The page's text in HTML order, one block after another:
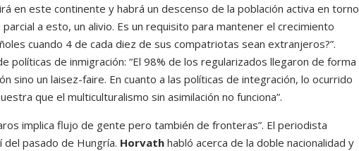
en este continente y habrá un descenso de la población activa en torno
parcial a esto, un alivio. Es un requisito para mantener el crecimiento
cuando 4 de cada diez de sus compatriotas sean extranjeros?”.
políticas de inmigración: “El 98% de los regularizados llegaron de forma
sino un laisez-faire. En cuanto a las políticas de integración, lo ocurrido
que el multiculturalismo sin asimilación no funciona”.
implica flujo de gente pero también de fronteras”. El periodista
del pasado de Hungría. Horvath habló acerca de la doble nacionalidad y